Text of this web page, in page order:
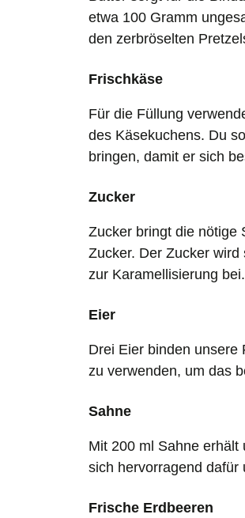
etwa 100 Gramm
den zerbröselten
Frischkäse
Für die Füllung
des Käsekuchens. Du
bringen, damit er sich
Zucker
Zucker bringt die nötige
Zucker. Der Zucker
zur Karamellisierung bei.
Eier
Drei Eier binden unsere
zu verwenden, um das
Sahne
Mit 200 ml Sahne
sich hervorragend dafür
Frische Erdbeeren